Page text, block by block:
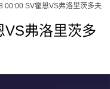
00:00 SV霍恩VS弗洛里茨多夫
VS弗洛里茨多